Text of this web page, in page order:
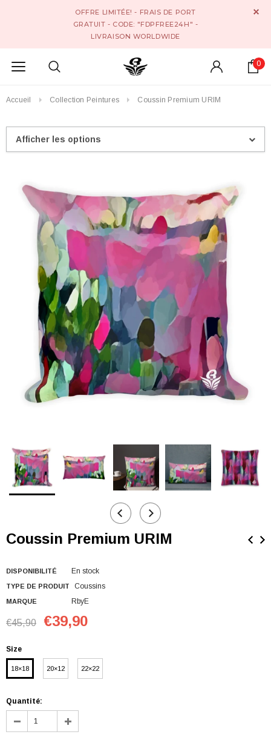
OFFRE LIMITÉE! - FRAIS DE PORT
GRATUIT - CODE: "FDPFREE24H" -
LIVRAISON WORLDWIDE
0
Accueil Collection Peintures Coussin Premium URIM
Afficher les options
Coussin Premium URIM
DISPONIBILITÉ En stock
TYPE DE PRODUIT Coussins
MARQUE RbyE
€45,90 €39,90
Size
18×18 20×12 22×22
Quantité: